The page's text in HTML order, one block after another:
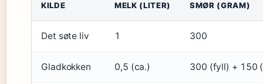
KILDE MELK (LITER) SMØR (GRAM)
Det søte liv 1 300
Gladkokken 0,5 (ca.) 300 (fyll) + 150